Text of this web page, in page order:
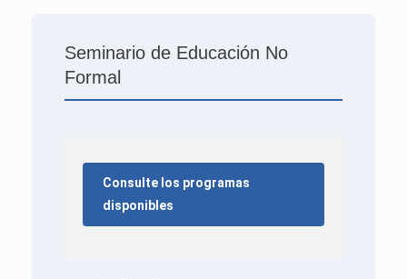
Seminario de Educación No
Formal
Consulte los programas
disponibles